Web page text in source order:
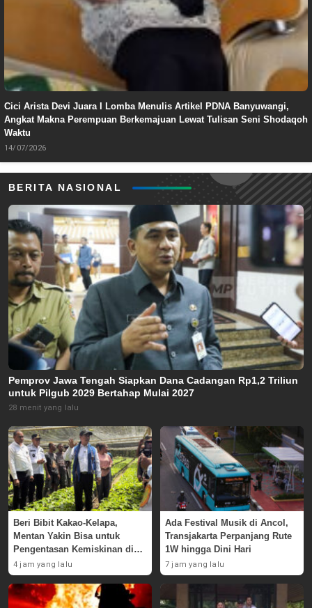
Cici Arista Devi Juara I Lomba Menulis Artikel PDNA Banyuwangi,
Angkat Makna Perempuan Berkemajuan Lewat Tulisan Seni Shodaqoh
Waktu
14/07/2026
BERITA NASIONAL
Pemprov Jawa Tengah Siapkan Dana Cadangan Rp1,2 Triliun
untuk Pilgub 2029 Bertahap Mulai 2027
28 menit yang lalu
Beri Bibit Kakao-Kelapa,
Mentan Yakin Bisa untuk
Pengentasan Kemiskinan di
Alor
4 jam yang lalu
Ada Festival Musik di Ancol,
Transjakarta Perpanjang Rute
1W hingga Dini Hari
7 jam yang lalu